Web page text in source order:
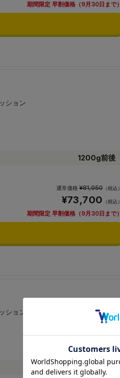
期間限定 早割価格（9月30日まで）
1200g前後
通常価格¥81,950（税込）
¥73,700 （税込）
期間限定 早割価格（9月30日まで）
1230g前後